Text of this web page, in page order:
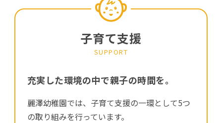
⼦育て⽀援
SUPPORT
充実した環境の中で親子の時間を。
麗澤幼稚園では、子育て支援の一環として5つ
の取り組みを行っています。